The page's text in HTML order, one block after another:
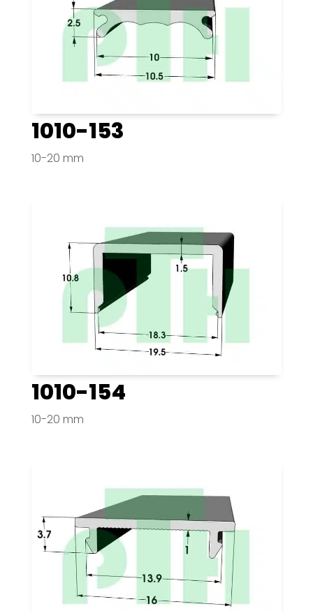
1010-153
10-20 mm
1010-154
10-20 mm